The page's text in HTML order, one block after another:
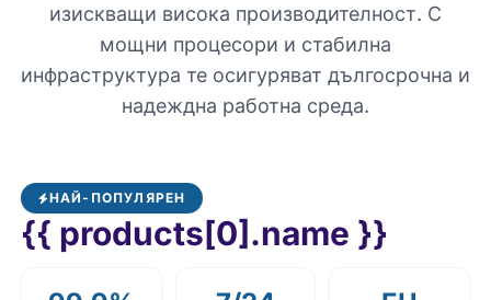
изискващи висока производителност. С
мощни процесори и стабилна
инфраструктура те осигуряват дългосрочна и
надеждна работна среда.
НАЙ-ПОПУЛЯРЕН
{{ products[0].name }}